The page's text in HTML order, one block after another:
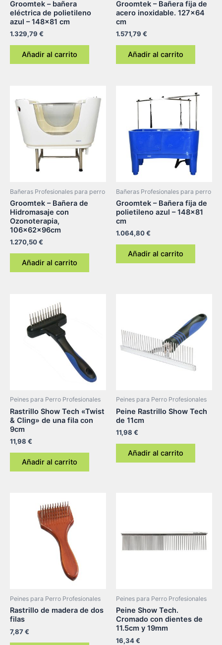
Groomtek – bañera
eléctrica de polietileno
azul – 148×81 cm
1.329,79 €
Añadir al carrito
Groomtek – Bañera fija de
acero inoxidable. 127×64
cm
1.571,79 €
Añadir al carrito
Bañeras Profesionales para perro
Groomtek – Bañera de
Hidromasaje con
Ozonoterapia,
106x62x96cm
1.270,50€
Añadir al carrito
Bañeras Profesionales para perro
Groomtek – Bañera fija de
polietileno azul – 148×81
cm
1.064,80€
Añadir al carrito
Peines para Perro Profesionales
Rastrillo Show Tech «Twist
& Cling» de una fila con
9cm
11,98 €
Añadir al carrito
Peines para Perro Profesionales
Peine Rastrillo Show Tech
de 11cm
11,98 €
Añadir al carrito
Peines para Perro Profesionales
Rastrillo de madera de dos
filas
7,87€
Peines para Perro Profesionales
Peine Show Tech.
Cromado con dientes de
11.5cm y 19mm
16,34€